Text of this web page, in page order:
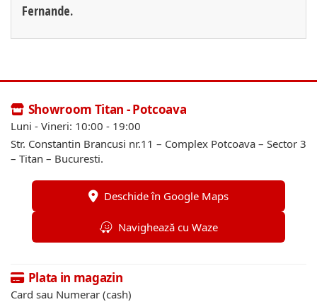
Fernande.
Showroom Titan - Potcoava
Luni - Vineri: 10:00 - 19:00
Str. Constantin Brancusi nr.11 – Complex Potcoava – Sector 3
– Titan – Bucuresti.
Deschide în Google Maps
Navighează cu Waze
Plata in magazin
Card sau Numerar (cash)